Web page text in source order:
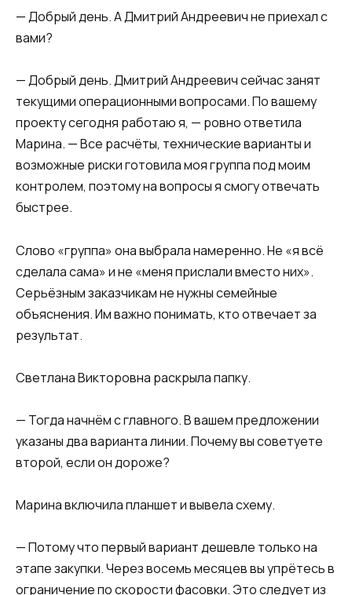
— Добрый день. А Дмитрий Андреевич не приехал с
вами?
— Добрый день. Дмитрий Андреевич сейчас занят
текущими операционными вопросами. По вашему
проекту сегодня работаю я, — ровно ответила
Марина. — Все расчёты, технические варианты и
возможные риски готовила моя группа под моим
контролем, поэтому на вопросы я смогу отвечать
быстрее.
Слово «группа» она выбрала намеренно. Не «я всё
сделала сама» и не «меня прислали вместо них».
Серьёзным заказчикам не нужны семейные
объяснения. Им важно понимать, кто отвечает за
результат.
Светлана Викторовна раскрыла папку.
— Тогда начнём с главного. В вашем предложении
указаны два варианта линии. Почему вы советуете
второй, если он дороже?
Марина включила планшет и вывела схему.
— Потому что первый вариант дешевле только на
этапе закупки. Через восемь месяцев вы упрётесь в
ограничение по скорости фасовки. Это следует из